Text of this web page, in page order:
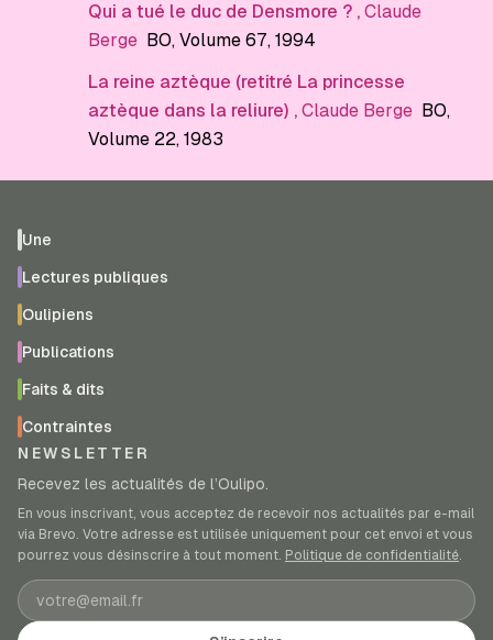
Qui a tué le duc de Densmore ? , Claude
Berge BO, Volume 67, 1994
La reine aztèque (retitré La princesse
aztèque dans la reliure) , Claude Berge BO,
Volume 22, 1983
Une
Lectures publiques
Oulipiens
Publications
Faits & dits
Contraintes
NEWSLETTER
Recevez les actualités de l’Oulipo.
En vous inscrivant, vous acceptez de recevoir nos actualités par e-mail
via Brevo. Votre adresse est utilisée uniquement pour cet envoi et vous
pourrez vous désinscrire à tout moment. Politique de confidentialité.
Adresse e-mail